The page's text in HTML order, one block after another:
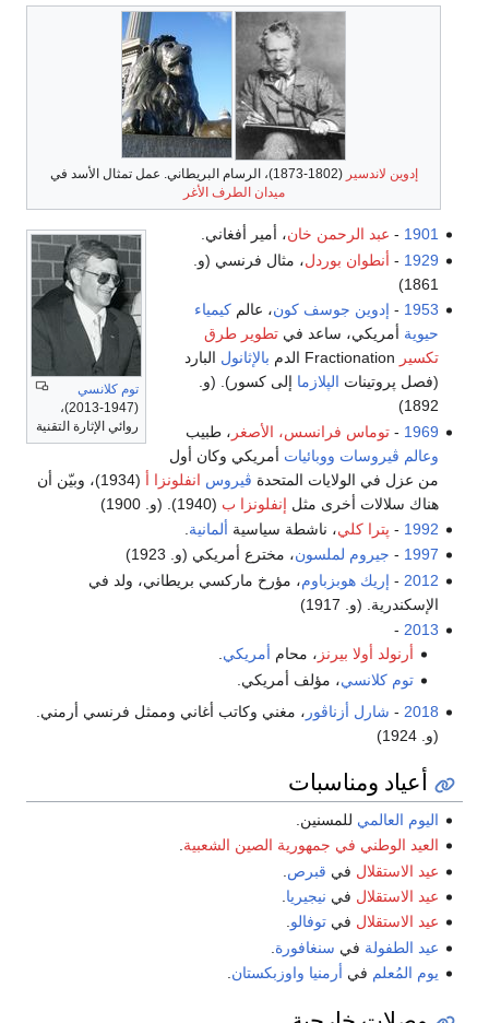
إدوين لاندسير (1802-1873)، الرسام البريطاني. عمل تمثال الأسد في
ميدان الطرف الأغر
توم كلانسي
(1947-2013)،
روائي الإثارة التقنية
1901
- عبد الرحمن خان، أمير أفغاني.
1929
- أنطوان بوردل، مثال فرنسي (و.
1861)
1953
- إدوين جوسف كون، عالمكيمياء
حيوية أمريكي، ساعد فيتطوير طرق
تكسير
بالإثانول البارد
(فصل پروتينات الپلازما إلى كسور). (و.
1892)
1969
-توماس فرانسس، الأصغر ، طبيب
وعالم ڤيروسات ووبائيات أمريكي وكان أول
من عزل في الولايات المتحدة ڤيروس انفلونزا أ
(1934)، وبيّن أن
هناك سلالات أخرى مثل إنفلونزا ب (1940). (و. 1900)
1992
- پترا كلي، ناشطة سياسية ألمانية
1997
- جيروم لملسون، مخترع أمريكي (و. 1923)
2012
- إريك هوبزباوم، مؤرخ ماركسي بريطاني، ولد في
الإسكندرية. (و. 1917)
2013
-
أرنولد أولا بيرنز ، محام أمريكي
توم كلانسي، مؤلف أمريكي.
2018
- شارل أزناڤور ، مغني وكاتب أغاني وممثل فرنسي أرمني.
(و. 1924)
أعياد ومناسبات
اليوم العالمي للمسنين.
العيد الوطني في جمهورية الصين الشعبية.
عيد الاستقلال في قبرص
عيد الاستقلال في نيجيريا
عيد الاستقلال فيتوفالو.
عيد الطفولة في سنغافورة
يوم المُعلم في أرمنيا واوزبكستان